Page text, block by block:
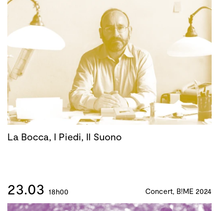
La Bocca, I Piedi, Il Suono
23.03 18h00 Concert, B!ME 2024